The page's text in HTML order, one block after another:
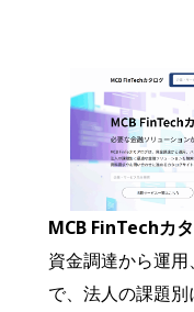
MCB FinTechカ
資金調達から運
で、法人の課題